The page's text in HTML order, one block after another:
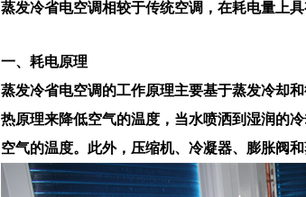
蒸发冷省电空调相较于传统空调，在耗电量上
一、耗电原理
蒸发冷省电空调的工作原理主要基于蒸发冷却
热原理来降低空气的温度，当水喷洒到湿润的
空气的温度。此外，压缩机、冷凝器、膨胀阀